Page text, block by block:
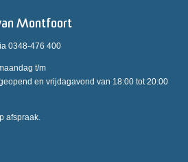
Montfoort
0348-476 400
t/m
en vrijdagavond van 18:00 tot 20:00
afspraak.